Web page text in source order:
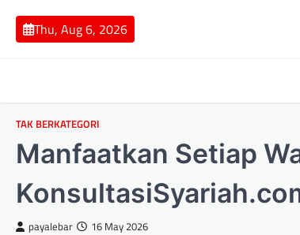
content
Thu, Aug 6, 2026
TAK BERKATEGORI
Manfaatkan Setiap
payalebar 16 May 2026